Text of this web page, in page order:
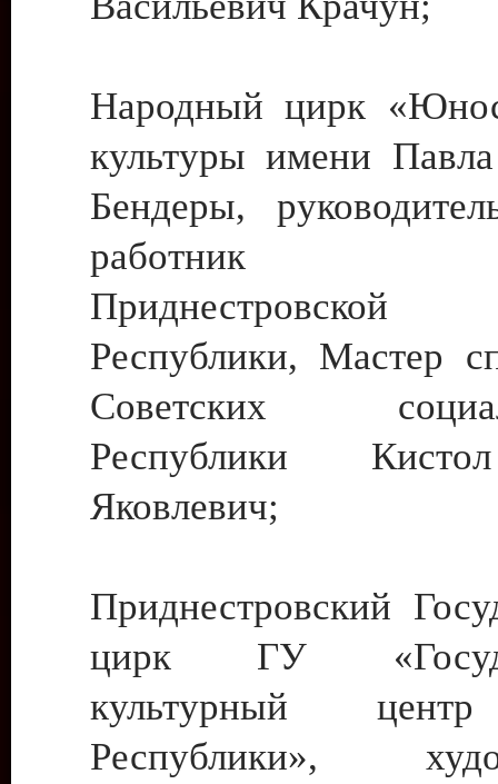
Народный цирк
культуры имени
Бендеры,
работник
Приднестровской
Республики, Мастер
Советских
Республики
Яковлевич;
Приднестровский
цирк ГУ
культурный
Республики»,